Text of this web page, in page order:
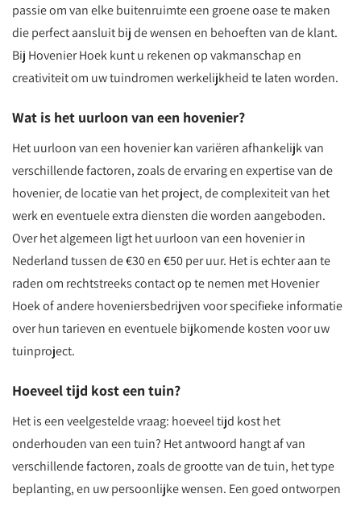
passie om van elke buitenruimte een groene oase te maken
die perfect aansluit bij de wensen en behoeften van de klant.
Bij Hovenier Hoek kunt u rekenen op vakmanschap en
creativiteit om uw tuindromen werkelijkheid te laten worden.
Wat is het uurloon van een hovenier?
Het uurloon van een hovenier kan variëren afhankelijk van
verschillende factoren, zoals de ervaring en expertise van de
hovenier, de locatie van het project, de complexiteit van het
werk en eventuele extra diensten die worden aangeboden.
Over het algemeen ligt het uurloon van een hovenier in
Nederland tussen de €30 en €50 per uur. Het is echter aan te
raden om rechtstreeks contact op te nemen met Hovenier
Hoek of andere hoveniersbedrijven voor specifieke informatie
over hun tarieven en eventuele bijkomende kosten voor uw
tuinproject.
Hoeveel tijd kost een tuin?
Het is een veelgestelde vraag: hoeveel tijd kost het
onderhouden van een tuin? Het antwoord hangt af van
verschillende factoren, zoals de grootte van de tuin, het type
beplanting, en uw persoonlijke wensen. Een goed ontworpen